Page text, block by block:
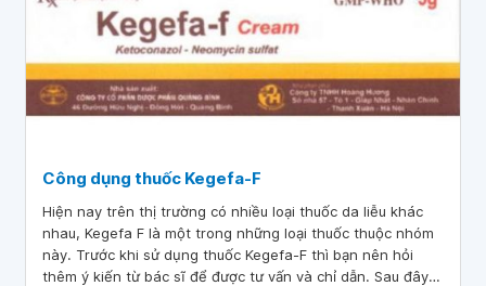
Công dụng thuốc Kegefa-F
Hiện nay trên thị trường có nhiều loại thuốc da liễu khác
nhau, Kegefa F là một trong những loại thuốc thuộc nhóm
này. Trước khi sử dụng thuốc Kegefa-F thì bạn nên hỏi
thêm ý kiến từ bác sĩ để được tư vấn và chỉ dẫn. Sau đây